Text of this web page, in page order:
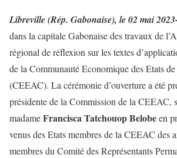
Libreville (Rép. Gabonaise), le 02 mai
dans la capitale Gabonaise des travaux de
régional de réflexion sur les textes
de la Communauté Economique des Etats
(CEEAC). La cérémonie d’ouverture a été
présidente de la Commission de la CEEAC,
madameFrancisca Tatchouop Belobeen
venus des Etats membres de la CEEAC des
membres du Comité des Représentants